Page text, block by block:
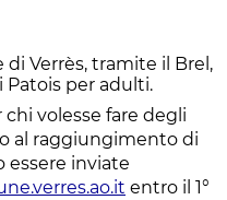
di Verrès, tramite il Brel,
Patois per adulti.
volesse fare degli
al raggiungimento di
essere inviate
entro il 1°